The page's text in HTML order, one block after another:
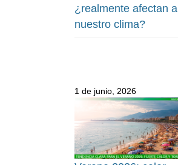
¿realmente afectan a
nuestro clima?
1 de junio, 2026